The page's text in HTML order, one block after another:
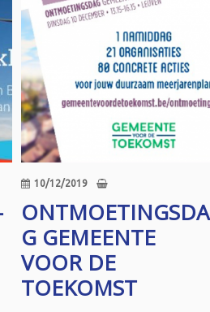
10/12/2019
ONTMOETINGSDA
G GEMEENTE
VOOR DE
TOEKOMST